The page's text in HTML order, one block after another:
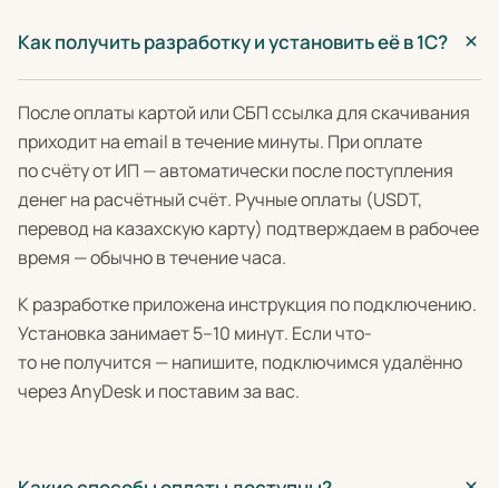
Как получить разработку и установить её в 1С?
После оплаты картой или СБП ссылка для скачивания
приходит на email в течение минуты. При оплате
по счёту от ИП — автоматически после поступления
денег на расчётный счёт. Ручные оплаты (USDT,
перевод на казахскую карту) подтверждаем в рабочее
время — обычно в течение часа.
К разработке приложена инструкция по подключению.
Установка занимает 5–10 минут. Если что-
то не получится — напишите, подключимся удалённо
через AnyDesk и поставим за вас.